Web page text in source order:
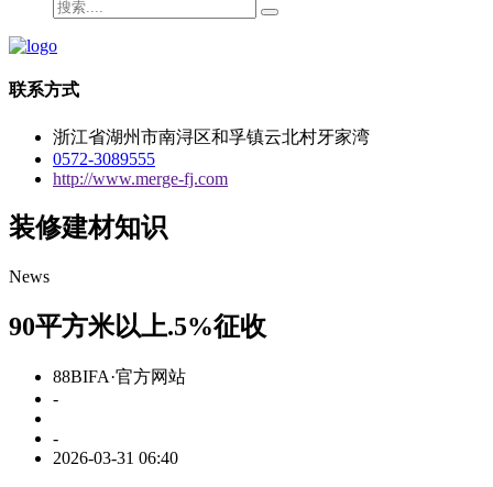
联系方式
浙江省湖州市南浔区和孚镇云北村牙家湾
0572-3089555
http://www.merge-fj.com
装修建材知识
News
90平方米以上.5%征收
88BIFA·官方网站
-
-
2026-03-31 06:40